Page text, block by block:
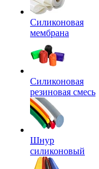
Силиконовая
мембрана
Силиконовая
резиновая смесь
Шнур
силиконовый